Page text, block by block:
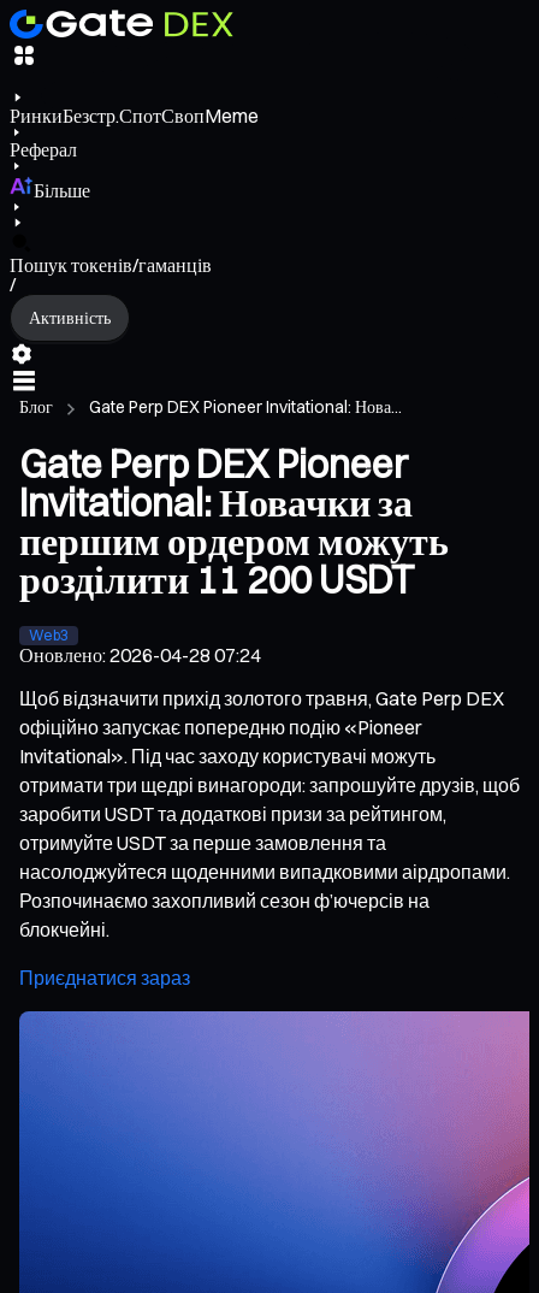
РинкиБезстр.СпотСвопMeme
Реферал
Більше
Пошук токенів/гаманців
/
Активність
Блог Gate Perp DEX Pioneer Invitational: Нова...
Gate Perp DEX Pioneer
Invitational: Новачки за
першим ордером можуть
розділити 11 200 USDT
Web3
Оновлено:2026-04-28 07:24
Щоб відзначити прихід золотого травня, Gate Perp DEX
офіційно запускає попередню подію «Pioneer
Invitational». Під час заходу користувачі можуть
отримати три щедрі винагороди: запрошуйте друзів, щоб
заробити USDT та додаткові призи за рейтингом,
отримуйте USDT за перше замовлення та
насолоджуйтеся щоденними випадковими аірдропами.
Розпочинаємо захопливий сезон ф’ючерсів на
блокчейні.
Приєднатися зараз